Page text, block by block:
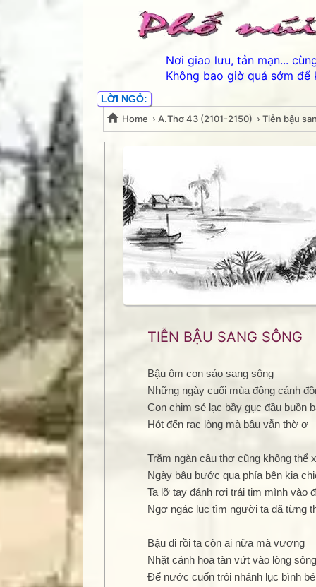
Nơi giao lưu, tản mạn...
Không bao giờ quá sớm để
LỜI NGỎ:
Home › A.Thơ 43 (2101-2150) › Tiễn bậu
TIỄN BẬU SANG SÔNG
Bậu ôm con sáo sang sông
Những ngày cuối mùa đông cánh
Con chim sẻ lạc bầy gục đầu buồn
Hót đến rạc lòng mà bậu vẫn thờ ơ
Trăm ngàn câu thơ cũng không thể
Ngày bậu bước qua phía bên kia
Ta lỡ tay đánh rơi trái tim mình vào
Ngơ ngác lục tìm người ta đã từng
Bậu đi rồi ta còn ai nữa mà vương
Nhặt cánh hoa tàn vứt vào lòng
Để nước cuốn trôi nhánh lục bình